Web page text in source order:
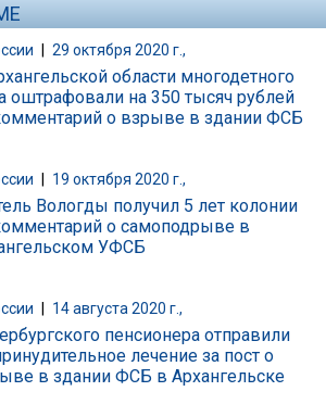
| 29 октября 2020 г.,
области многодетного
оштрафовали на 350 тысяч рублей
о взрыве в здании ФСБ
19 октября 2020 г.,
Вологды получил 5 лет колонии
о самоподрыве в
УФСБ
14 августа 2020 г.,
пенсионера отправили
лечение за пост о
в здании ФСБ в Архангельске